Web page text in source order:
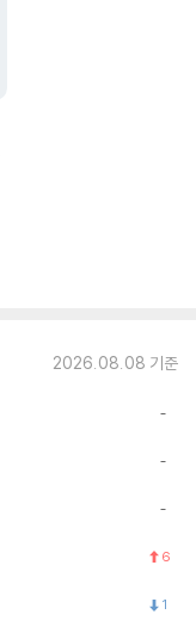
2026.08.08 기준
6
1